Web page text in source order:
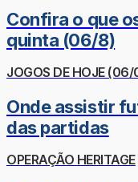
Confira o que
quinta (06/8)
JOGOS DE HOJE
Onde assistir
das partidas
OPERAÇÃO HERITAGE